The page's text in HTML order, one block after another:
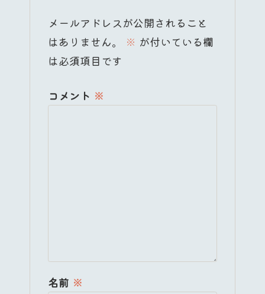
メールアドレスが公開されること
はありません。
※ が付いている欄
は必須項目です
コメント ※
名前 ※